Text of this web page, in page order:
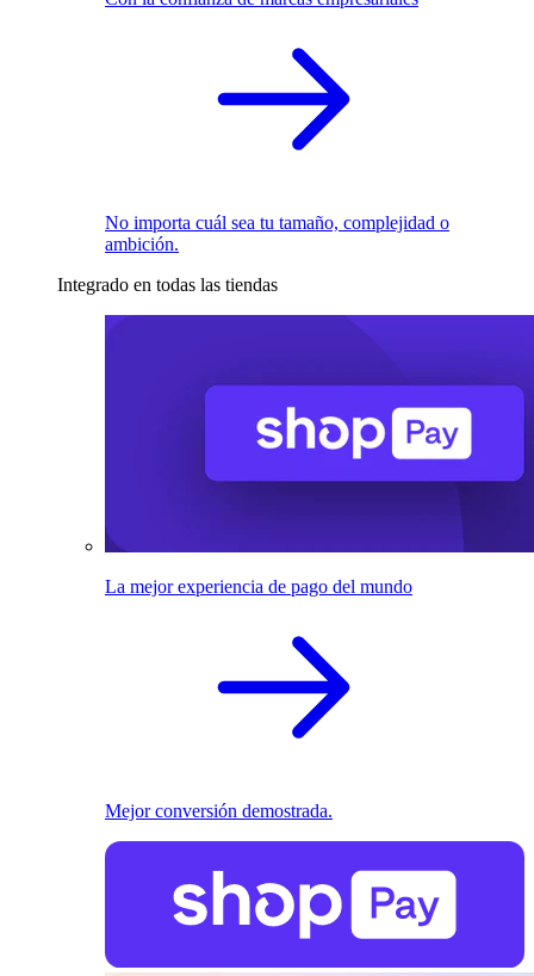
No importa cuál sea tu tamaño, complejidad o
ambición.
Integrado en todas las tiendas
La mejor experiencia de pago del mundo
Mejor conversión demostrada.